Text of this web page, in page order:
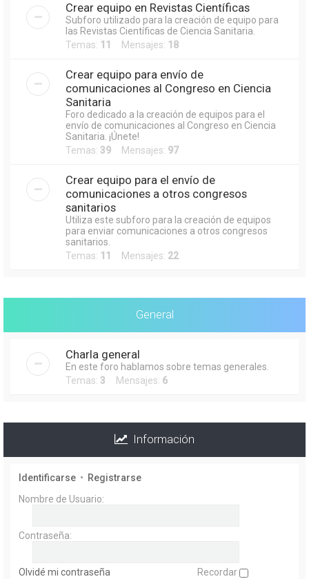
Crear equipo en Revistas Científicas
Subforo utilizado para la creación de equipo para
las Revistas Científicas de Ciencia Sanitaria.
Temas: 11 Mensajes: 18
Crear equipo para envío de
comunicaciones al Congreso en Ciencia
Sanitaria
Foro dedicado a la creación de equipos para el
envío de comunicaciones al Congreso en Ciencia
Sanitaria. ¡Únete!
Temas: 39 Mensajes: 97
Crear equipo para el envío de
comunicaciones a otros congresos
sanitarios
Utiliza este subforo para la creación de equipos
para enviar comunicaciones a otros congresos
sanitarios.
Temas: 11 Mensajes: 22
General
Charla general
En este foro hablamos sobre temas generales.
Temas: 3 Mensajes: 6
Información
Identificarse • Registrarse
Nombre de Usuario:
Contraseña:
Olvidé mi contraseña Recordar